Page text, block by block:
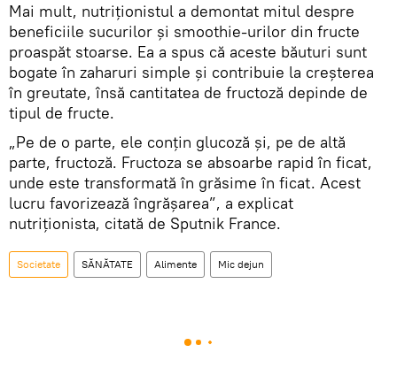
Mai mult, nutriționistul a demontat mitul despre
beneficiile sucurilor și smoothie-urilor din fructe
proaspăt stoarse. Ea a spus că aceste băuturi sunt
bogate în zaharuri simple și contribuie la creșterea
în greutate, însă cantitatea de fructoză depinde de
tipul de fructe.
„Pe de o parte, ele conţin glucoză și, pe de altă
parte, fructoză. Fructoza se absoarbe rapid în ficat,
unde este transformată în grăsime în ficat. Acest
lucru favorizează îngrăşarea”, a explicat
nutriţionista, citată de Sputnik France.
Societate SĂNĂTATE Alimente Mic dejun